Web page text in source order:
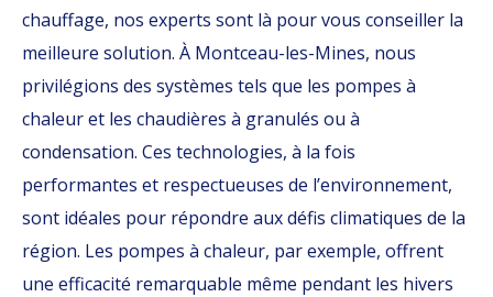
chauffage, nos experts sont là pour vous conseiller la
meilleure solution. À Montceau-les-Mines, nous
privilégions des systèmes tels que les pompes à
chaleur et les chaudières à granulés ou à
condensation. Ces technologies, à la fois
performantes et respectueuses de l’environnement,
sont idéales pour répondre aux défis climatiques de la
région. Les pompes à chaleur, par exemple, offrent
une efficacité remarquable même pendant les hivers